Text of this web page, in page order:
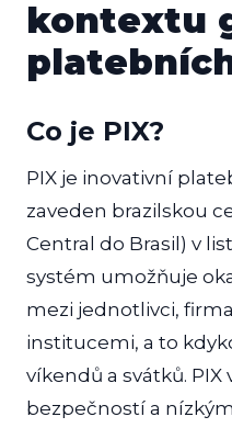
kontextu
Co je PIX?
PIX je inovativní
zaveden brazilskou
Central do Brasil) v
systém umožňuje
mezi jednotlivci,
institucemi, a to
víkendů a svátků.
bezpečností a